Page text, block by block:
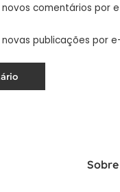
comentários por
publicações por